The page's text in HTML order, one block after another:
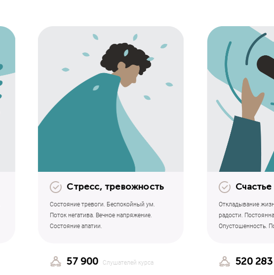
Стресс, тревожность
Состояние тревоги. Беспокойный ум.
Поток негатива. Вечное напряжение.
Состояние апатии.
57 900 Слушателей курса
Счастье
Откладывание
радости.
Опустошенность.
520 283